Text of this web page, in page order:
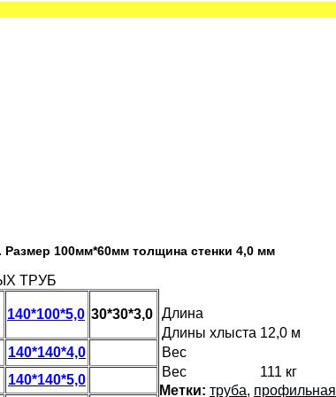
100мм*60мм толщина стенки 4,0 мм
ТРУБ
140*100*5,0 30*30*3,0
140*140*4,0
140*140*5,0
Длина
Длины хлыста 12,0 м
Вес
Вес
111 кг
Метки: труба, профильная